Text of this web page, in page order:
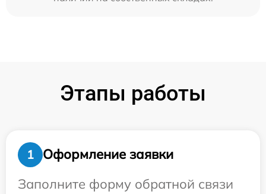
Этапы работы
1
Оформление заявки
Заполните форму обратной связи